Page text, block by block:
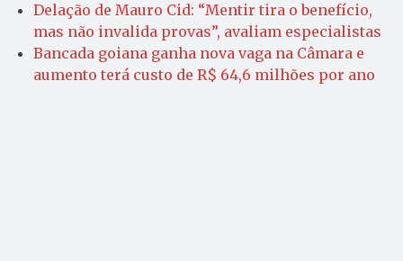
Delação de Mauro Cid: “Mentir tira o benefício,
mas não invalida provas”, avaliam especialistas
Bancada goiana ganha nova vaga na Câmara e
aumento terá custo de R$ 64,6 milhões por ano